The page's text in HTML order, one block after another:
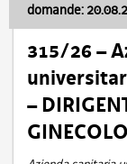
domande:
315/26 –
–